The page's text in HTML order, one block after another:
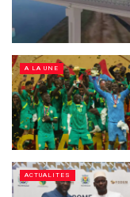
A LA UNE
ACTUALITES